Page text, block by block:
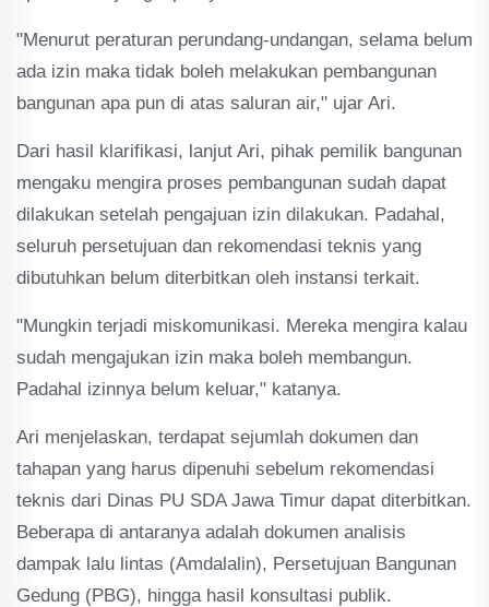
"Menurut peraturan perundang-undangan, selama belum
ada izin maka tidak boleh melakukan pembangunan
bangunan apa pun di atas saluran air," ujar Ari.
Dari hasil klarifikasi, lanjut Ari, pihak pemilik bangunan
mengaku mengira proses pembangunan sudah dapat
dilakukan setelah pengajuan izin dilakukan. Padahal,
seluruh persetujuan dan rekomendasi teknis yang
dibutuhkan belum diterbitkan oleh instansi terkait.
"Mungkin terjadi miskomunikasi. Mereka mengira kalau
sudah mengajukan izin maka boleh membangun.
Padahal izinnya belum keluar," katanya.
Ari menjelaskan, terdapat sejumlah dokumen dan
tahapan yang harus dipenuhi sebelum rekomendasi
teknis dari Dinas PU SDA Jawa Timur dapat diterbitkan.
Beberapa di antaranya adalah dokumen analisis
dampak lalu lintas (Amdalalin), Persetujuan Bangunan
Gedung (PBG), hingga hasil konsultasi publik.